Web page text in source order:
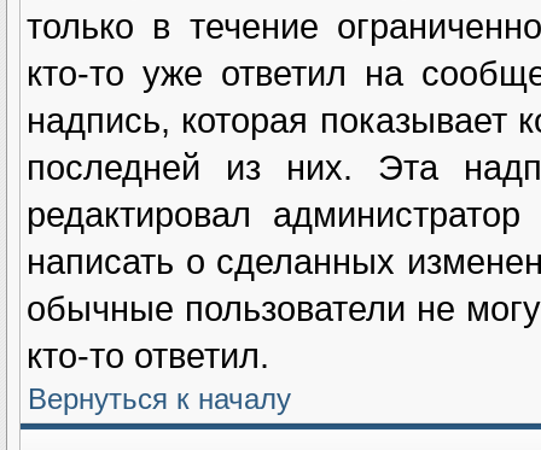
только в течение
кто-то уже ответил на
надпись, которая показывает
последней из них. Эта
редактировал
написать о сделанных
обычные пользователи не
кто-то ответил.
Вернуться к началу